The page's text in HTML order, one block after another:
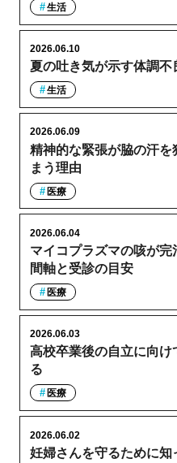
生活
夏の吐き気が示す体調不
2026.06.10
生活
精神的な緊張が脇の汗を
まう理由
2026.06.09
医療
マイコプラズマの咳が
間軸と受診の目安
2026.06.04
医療
高校卒業後の自立に向け
る
2026.06.03
医療
妊婦さんを守るために
2026.06.02